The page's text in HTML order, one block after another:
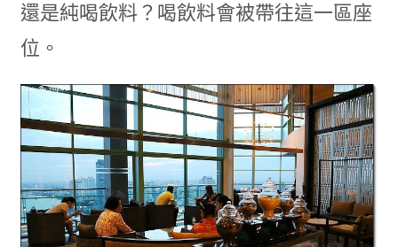
還是純喝飲料？喝飲料會被帶往這一區座
位。